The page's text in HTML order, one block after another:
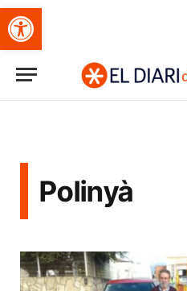
Obre la barra d'eines
Polinyà